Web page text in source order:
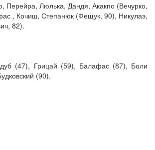
Перейра, Люлька, Дандя, Акакпо (Вечурко,
, Кочиш, Степанюк (Фещук, 90), Никулаэ,
82).
(47), Грицай (59), Балафас (87), Боли
(90).